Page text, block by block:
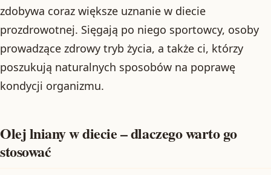
zdobywa coraz większe uznanie w diecie
prozdrowotnej. Sięgają po niego sportowcy, osoby
prowadzące zdrowy tryb życia, a także ci, którzy
poszukują naturalnych sposobów na poprawę
kondycji organizmu.
Olej lniany w diecie – dlaczego warto go
stosować